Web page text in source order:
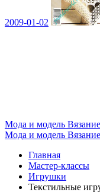
2009-01-02
Мода и модель
Мода и модель
Главная
Мастер-классы
Игрушки
Текстильные